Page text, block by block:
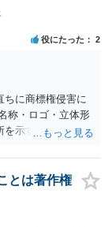
役にたった 2
に商標権侵害に
称・ロゴ・立体形
を示す表示として
りにくいと考えら
広告に大きく表示
法であれば、商標
ザインに著作権
無料のSNS投稿
とは著作権